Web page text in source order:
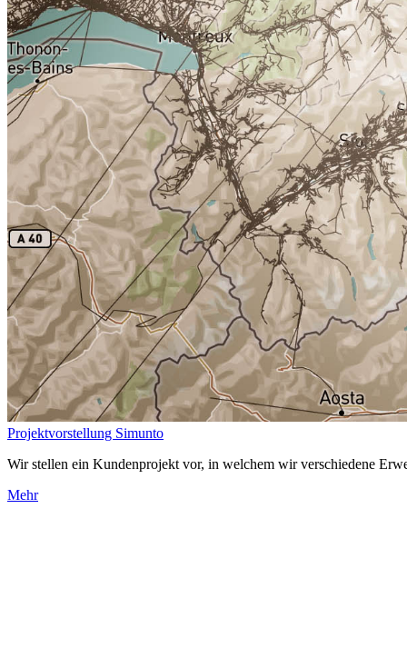
Projektvorstellung Simunto
Wir stellen ein Kundenprojekt vor, in welchem wir verschiedene
Mehr